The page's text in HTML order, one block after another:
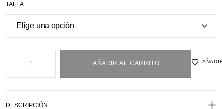
TALLA
AÑADIR AL CARRITO
DESCRIPCIÓN